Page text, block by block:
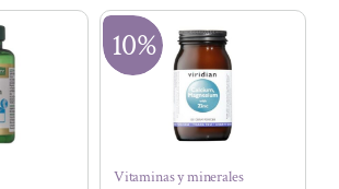
10%
Vitaminas y minerales